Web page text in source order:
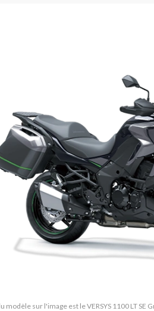
modèle sur l'image est le VERSYS 1100 LT